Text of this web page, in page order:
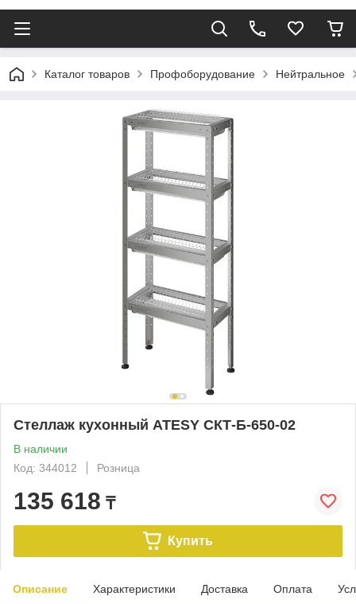
Каталог товаров Профоборудование Нейтральное
Стеллаж кухонный ATESY СКТ-Б-650-02
В наличии
Код: 344012
Розница
135 618 ₸
Купить
Описание Характеристики Доставка Оплата